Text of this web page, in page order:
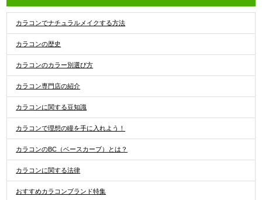
カラコンでナチュラルメイクする方法
カラコンの歴史
カラコンのカラー別選び方
カラコン専門店の紹介
カラコンに関する豆知識
カラコンで理想の瞳を手に入れよう！
カラコンのBC（ベースカーブ）とは？
カラコンに関する法律
おすすめカラコンブランド特集